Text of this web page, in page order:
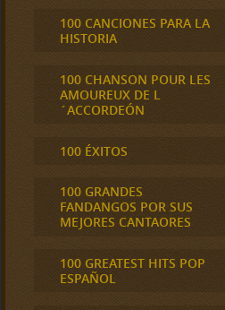
100 CANCIONES PARA LA
HISTORIA
100 CHANSON POUR LES
AMOUREUX DE L
´ACCORDEÓN
100 ÉXITOS
100 GRANDES
FANDANGOS POR SUS
MEJORES CANTAORES
100 GREATEST HITS POP
ESPAÑOL